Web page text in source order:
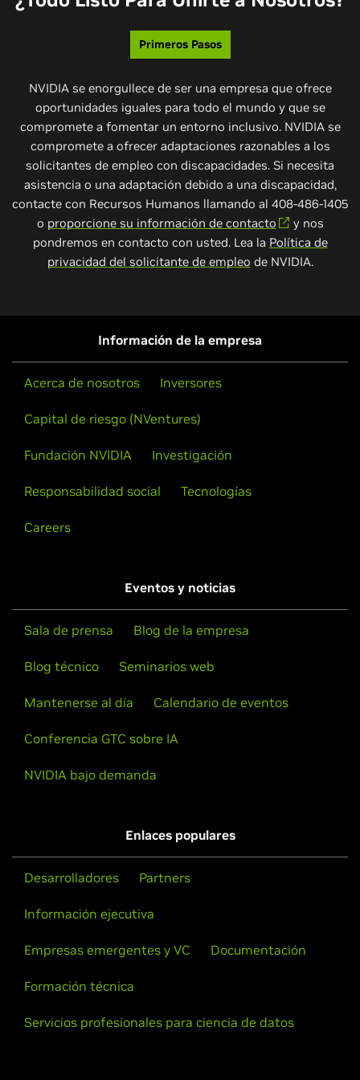
Primeros Pasos
NVIDIA se enorgullece de ser una empresa que ofrece
oportunidades iguales para todo el mundo y que se
compromete a fomentar un entorno inclusivo. NVIDIA se
compromete a ofrecer adaptaciones razonables a los
solicitantes de empleo con discapacidades. Si necesita
asistencia o una adaptación debido a una discapacidad,
contacte con Recursos Humanos llamando al 408-486-1405
o proporcione su información de contacto
y nos
pondremos en contacto con usted. Lea la Política de
privacidad del solicitante de empleo de NVIDIA.
Información de la empresa
Acerca de nosotros Inversores
Capital de riesgo (NVentures)
Fundación NVIDIA Investigación
Responsabilidad social Tecnologías
Careers
Eventos y noticias
Sala de prensa Blog de la empresa
Blog técnico Seminarios web
Mantenerse al día Calendario de eventos
Conferencia GTC sobre IA
NVIDIA bajo demanda
Enlaces populares
Desarrolladores Partners
Información ejecutiva
Empresas emergentes y VC Documentación
Formación técnica
Servicios profesionales para ciencia de datos